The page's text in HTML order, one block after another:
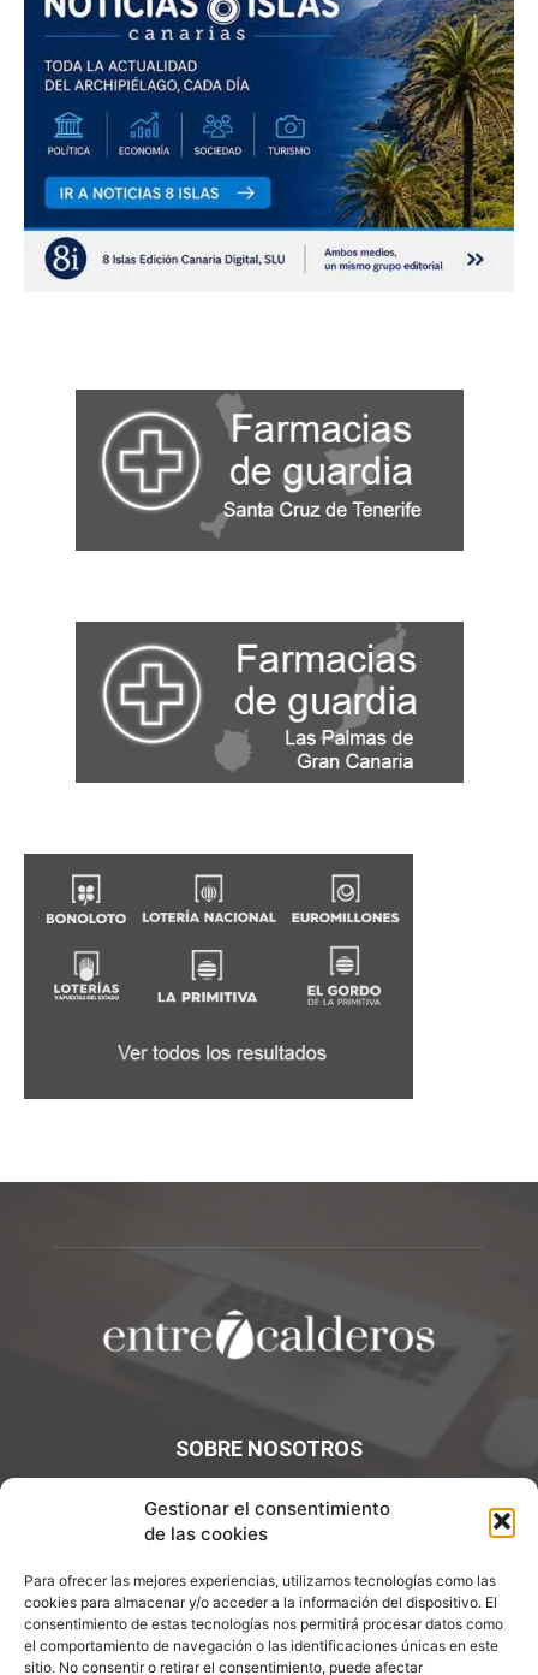
Gestionar el consentimiento
de las cookies
Para ofrecer las mejores experiencias, utilizamos tecnologías como las
cookies para almacenar y/o acceder a la información del dispositivo. El
consentimiento de estas tecnologías nos permitirá procesar datos como
el comportamiento de navegación o las identificaciones únicas en este
sitio. No consentir o retirar el consentimiento, puede afectar
SOBRE NOSOTROS
¡Bienvenidos a Entre7Calderos.com, el lugar donde la
gastronomía y la cultura culinaria se encuentran! Sumérgete
Contáctanos:info@entre7calderos.com